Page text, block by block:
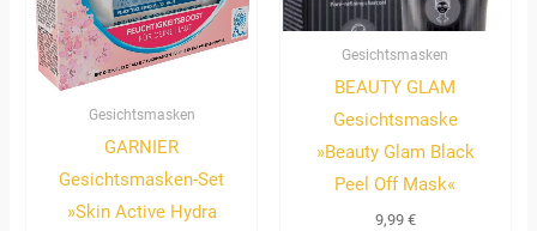
Gesichtsmasken
GARNIER
Gesichtsmasken-Set
»Skin Active Hydra
Gesichtsmasken
BEAUTY GLAM
Gesichtsmaske
»Beauty Glam Black
Peel Off Mask«
9,99 €